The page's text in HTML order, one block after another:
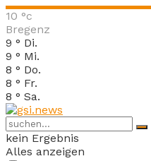
10 °c
Bregenz
9 ° Di.
9 ° Mi.
8 ° Do.
8 ° Fr.
8 ° Sa.
kein Ergebnis
Alles anzeigen